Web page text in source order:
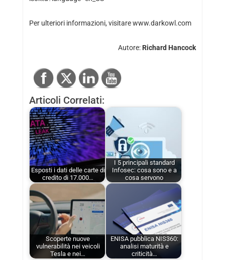
Per ulteriori informazioni, visitarewww.darkowl.com
Autore: Richard Hancock
Articoli Correlati:
Esposti i dati delle carte di
credito di 17.000…
I 5 principali standard
Infosec: cosa sono e a
cosa servono
Scoperte nuove
vulnerabilità nei veicoli
Tesla e nei…
ENISA pubblica NIS360:
analisi maturità e
criticità…